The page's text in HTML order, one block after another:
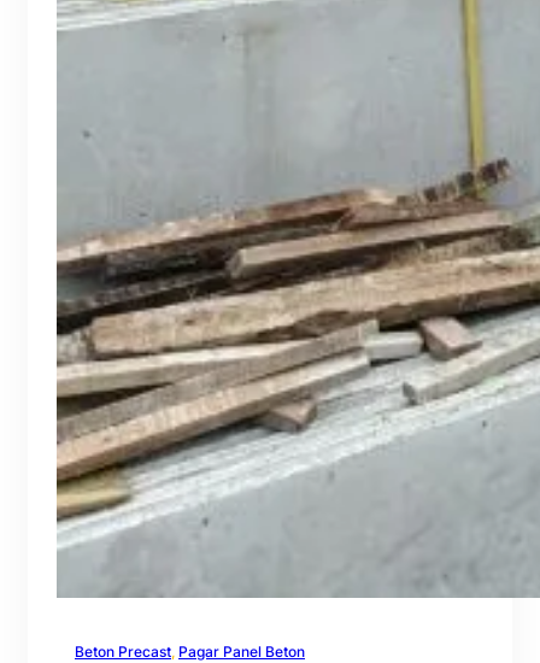
Beton Precast, Pagar Panel Beton